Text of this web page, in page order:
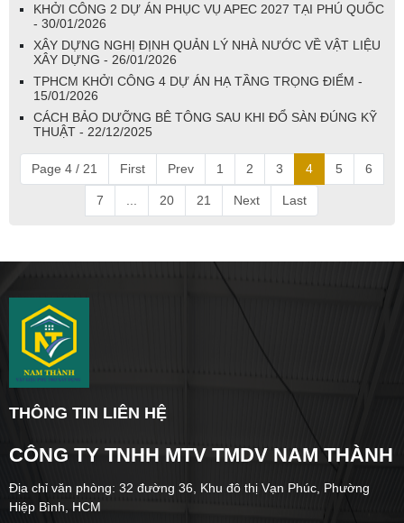
KHỞI CÔNG 2 DỰ ÁN PHỤC VỤ APEC 2027 TẠI PHÚ QUỐC
- 30/01/2026
XÂY DỰNG NGHỊ ĐỊNH QUẢN LÝ NHÀ NƯỚC VỀ VẬT LIỆU
XÂY DỰNG - 26/01/2026
TPHCM KHỞI CÔNG 4 DỰ ÁN HẠ TẦNG TRỌNG ĐIỂM -
15/01/2026
CÁCH BẢO DƯỠNG BÊ TÔNG SAU KHI ĐỔ SÀN ĐÚNG KỸ
THUẬT - 22/12/2025
Page 4 / 21 First Prev 1 2 3 4 5 6
7 20 21 Next Last
THÔNG TIN LIÊN HỆ
CÔNG TY TNHH MTV TMDV NAM THÀNH
Địa chỉ văn phòng: 32 đường 36, Khu đô thị Vạn Phúc, Phường
Hiệp Bình, HCM